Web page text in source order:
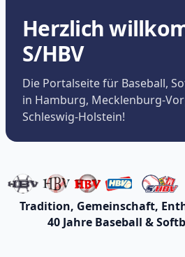
Herzlich
S/HBV
Die Portalseite für Baseball,
in Hamburg, Mecklenburg-
Schleswig-Holstein!
Tradition, Gemeinschaft,
40 Jahre Baseball &